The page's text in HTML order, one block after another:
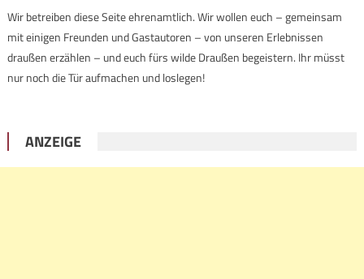
Wir betreiben diese Seite ehrenamtlich. Wir wollen euch – gemeinsam
mit einigen Freunden und Gastautoren – von unseren Erlebnissen
draußen erzählen – und euch fürs wilde Draußen begeistern. Ihr müsst
nur noch die Tür aufmachen und loslegen!
ANZEIGE